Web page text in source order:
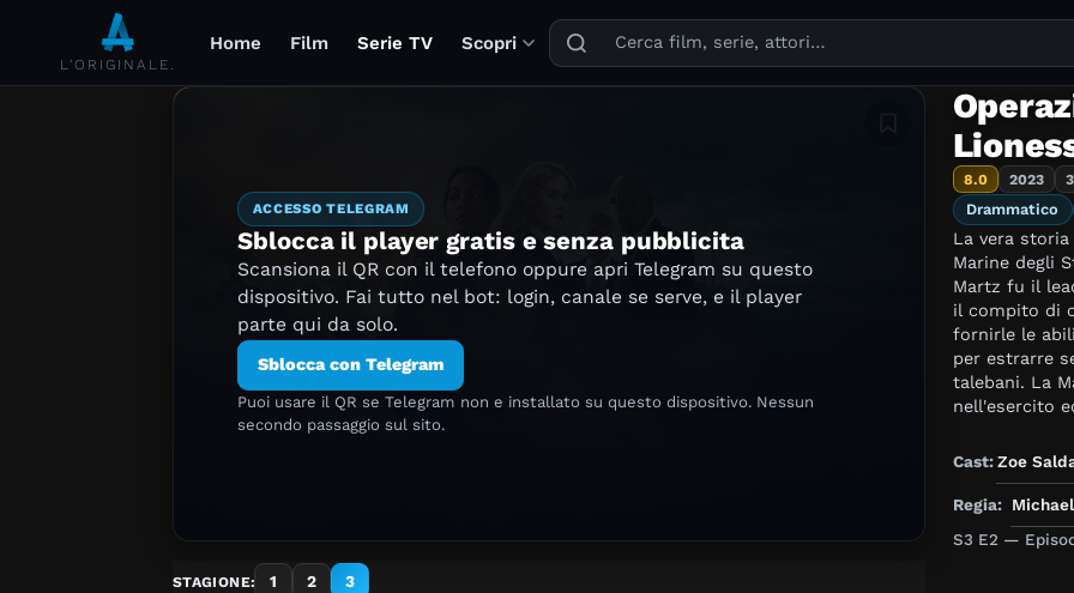
L'ORIGINALE.
Home Film Serie TV Scopri
Puoi cercare film, serie TV, attori, registi, generi e
ACCESSO TELEGRAM
Sblocca il player gratis e senza pubblicita
Scansiona il QR con il telefono oppure apri Telegram su questo
dispositivo. Fai tutto nel bot: login, canale se serve, e il player
parte qui da solo.
Sblocca con Telegram
Puoi usare il QR se Telegram non e installato su questo dispositivo. Nessun
secondo passaggio sul sito.
Aggiungi in lista
STAGIONE: 1 2 3
8.0 2023
Drammatico
La vera
Marine degli
Martz fu il
il compito di
fornirle le
per estrarre
talebani. La
nell'esercito
bambini
Cast: Zoe
Regia:
S3 E2 —